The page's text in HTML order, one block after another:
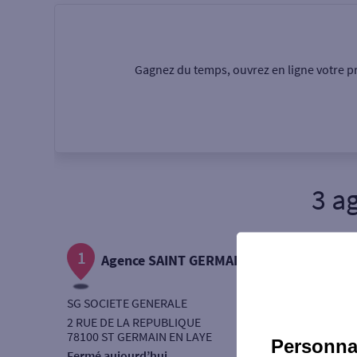
Ouverte le samedi
Autour de moi
Gagnez du temps, ouvrez en ligne votre
3
1 Agence SAINT GERMAIN EN LAYE
SG SOCIETE GENERALE
2 RUE DE LA REPUBLIQUE
78100 ST GERMAIN EN LAYE